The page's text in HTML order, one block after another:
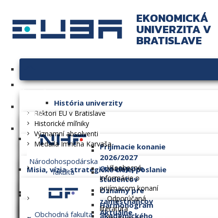
EKONOMICKÁ
UNIVERZITA V
BRATISLAVE
História univerzity
Rektori EU v Bratislave
Historické míľniky
Významní absolventi
Medaila Imricha Karvaša
Misia, vízia, strategické ciele, poslanie
Dlhodobý zámer
Fakulty
Národohospodárska
fakulta
Obchodná fakulta
Prijímacie konanie
2026/2027
Všeobecné
informácie o
prijímacom konaní
Odporúčaná
literatúra
Oznamy pre
študentov
Harmonogram
akademického
Oznamy pre
zamestnancov
Aktuálne